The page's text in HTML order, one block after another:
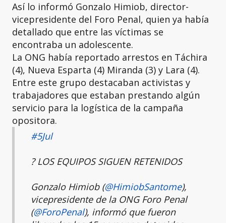
Así lo informó Gonzalo Himiob, director-
vicepresidente del Foro Penal, quien ya había
detallado que entre las víctimas se
encontraba un adolescente.
La ONG había reportado arrestos en Táchira
(4), Nueva Esparta (4) Miranda (3) y Lara (4).
Entre este grupo destacaban activistas y
trabajadores que estaban prestando algún
servicio para la logística de la campaña
opositora.
#5Jul
? LOS EQUIPOS SIGUEN RETENIDOS
Gonzalo Himiob (@HimiobSantome),
vicepresidente de la ONG Foro Penal
(@ForoPenal), informó que fueron